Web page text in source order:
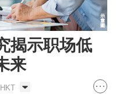
揭示职场低
来